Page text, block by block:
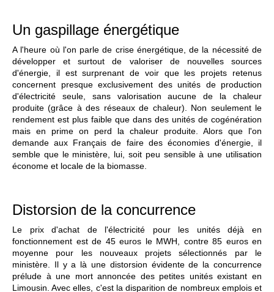
Un gaspillage énergétique
A l'heure où l'on parle de crise énergétique, de la nécessité de
développer et surtout de valoriser de nouvelles sources
d'énergie, il est surprenant de voir que les projets retenus
concernent presque exclusivement des unités de production
d'électricité seule, sans valorisation aucune de la chaleur
produite (grâce à des réseaux de chaleur). Non seulement le
rendement est plus faible que dans des unités de cogénération
mais en prime on perd la chaleur produite. Alors que l'on
demande aux Français de faire des économies d'énergie, il
semble que le ministère, lui, soit peu sensible à une utilisation
économe et locale de la biomasse.
Distorsion de la concurrence
Le prix d'achat de l'électricité pour les unités déjà en
fonctionnement est de 45 euros le MWH, contre 85 euros en
moyenne pour les nouveaux projets sélectionnés par le
ministère. Il y a là une distorsion évidente de la concurrence
prélude à une mort annoncée des petites unités existant en
Limousin. Avec elles, c'est la disparition de nombreux emplois et